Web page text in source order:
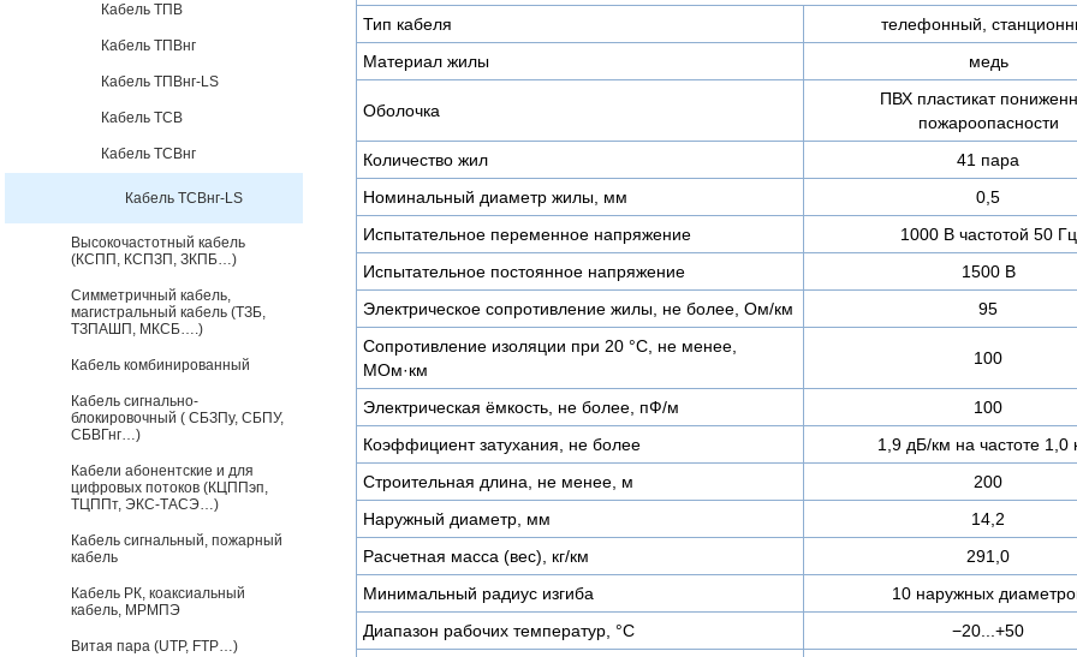
Кабель ТПВ
Кабель ТПВнг
Кабель ТПВнг-LS
Кабель ТСВ
Кабель ТСВнг
Кабель ТСВнг-LS
Высокочастотный кабель
(КСПП, КСПЗП, ЗКПБ…)
Симметричный кабель,
магистральный кабель (ТЗБ,
ТЗПАШП, МКСБ….)
Кабель комбинированный
Кабель сигнально-
блокировочный ( СБЗПу, СБПУ,
СБВГнг…)
Кабели абонентские и для
цифровых потоков (КЦППэп,
ТЦППт, ЭКС-ТАСЭ…)
Кабель сигнальный, пожарный
кабель
Кабель РК, коаксиальный
кабель, МРМПЭ
Витая пара (UTP, FTP…)
Тип кабеля
телефонный,
Материал жилы
медь
Оболочка
ПВХ пластикат
пожароопасности
Количество жил
41 пара
Номинальный диаметр жилы, мм
0,5
Испытательное переменное напряжение
1000 В частотой 50 Гц
Испытательное постоянное напряжение
1500 В
Электрическое сопротивление жилы, не более, Ом/км
95
Сопротивление изоляции при 20 °С, не менее,
МОм·км
100
Электрическая ёмкость, не более, пФ/м
100
Коэффициент затухания, не более
1,9 дБ/км на частоте 1,0
Строительная длина, не менее, м
200
Наружный диаметр, мм
14,2
Расчетная масса (вес), кг/км
291,0
Минимальный радиус изгиба
10 наружных
Диапазон рабочих температур, °C
−20...+50